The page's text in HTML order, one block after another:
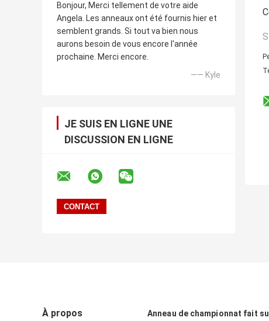
Bonjour, Merci tellement de votre aide
Angela. Les anneaux ont été fournis hier et
semblent grands. Si tout va bien nous
aurons besoin de vous encore l'année
prochaine. Merci encore.
—— Kyle
JE SUIS EN LIGNE UNE
DISCUSSION EN LIGNE
À propos Anneau de championnat fait